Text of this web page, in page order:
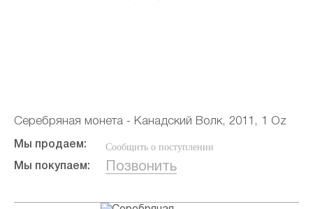
Серебряная монета - Канадский Волк, 2011, 1 Oz
Мы продаем: Сообщить о поступлении
Мы покупаем: Позвонить